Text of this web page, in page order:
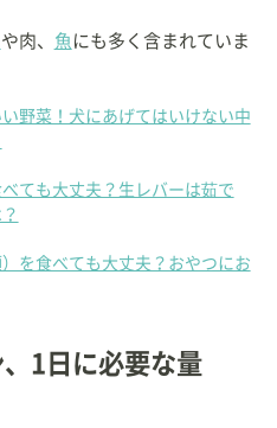
や肉、 魚 にも多く含まれていま
野菜！犬にあげてはいけない中
ても大丈夫？生レバーは茹で
を食べても大丈夫？おやつにお
1日に必要な量